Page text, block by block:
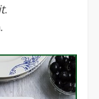
.